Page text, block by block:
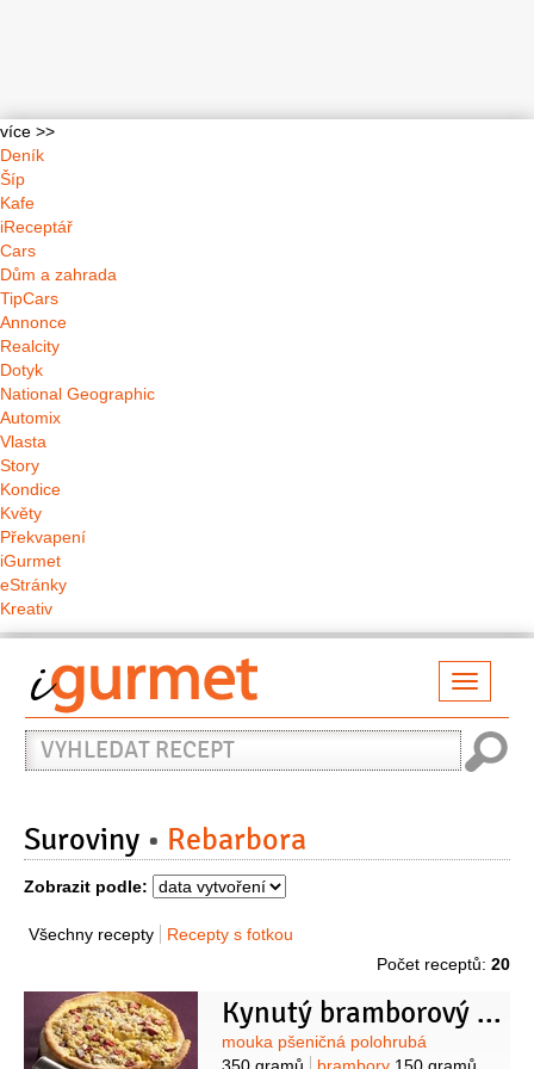
více >>
Deník
Šíp
Kafe
iReceptář
Cars
Dům a zahrada
TipCars
Annonce
Realcity
Dotyk
National Geographic
Automix
Vlasta
Story
Kondice
Květy
Překvapení
iGurmet
eStránky
Kreativ
Vyhledat
recept
Suroviny Rebarbora
Zobrazit podle:
Všechny recepty
Recepty s fotkou
Počet receptů: 20
Kynutý bramborový koláč s rebarborou
Suroviny
mouka pšeničná polohrubá